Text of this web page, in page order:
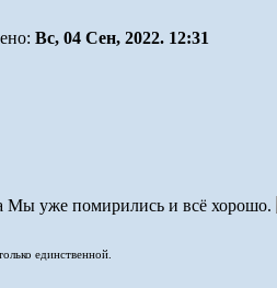
Вс, 04 Сен, 2022. 12:31
Мы уже помирились и всё хорошо.
единственной.